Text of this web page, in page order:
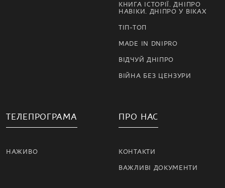
КНИГА ІСТОРІЇ. ДНІПРО
НАВІКИ. ДНІПРО У ВІКАХ
ТІП-ТОП
MADE IN DNIPRO
ВІДЧУЙ ДНІПРО
ВІЙНА БЕЗ ЦЕНЗУРИ
ТЕЛЕПРОГРАМА
НАЖИВО
ПРО НАС
КОНТАКТИ
ВАЖЛИВІ ДОКУМЕНТИ